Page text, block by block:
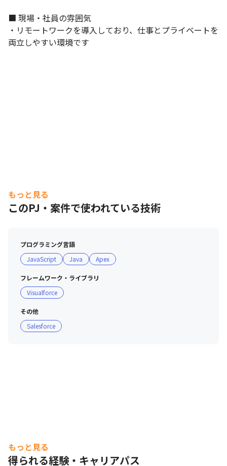
■ 現場・社員の雰囲気
・リモートワークを導入しており、仕事とプライベートを
両立しやすい環境です
もっと見る
このPJ・案件で使われている技術
プログラミング言語
JavaScript
Java Apex
フレームワーク・ライブラリ
Visualforce
その他
Salesforce
もっと見る
得られる経験・キャリアパス